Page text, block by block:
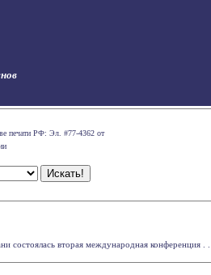
печати РФ: Эл. #77-4362 от
состоялась вторая международная конференция . . .